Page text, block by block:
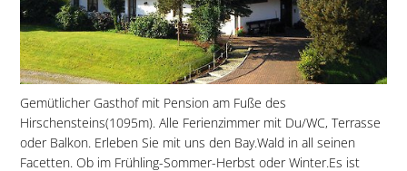
Gemütlicher Gasthof mit Pension am Fuße des
Hirschensteins(1095m). Alle Ferienzimmer mit Du/WC, Terrasse
oder Balkon. Erleben Sie mit uns den Bay.Wald in all seinen
Facetten. Ob im Frühling-Sommer-Herbst oder Winter.Es ist